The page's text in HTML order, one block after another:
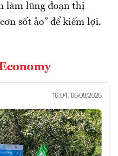
làm lũng đoạn thị
sốt ảo” để kiếm lợi.
16:04, 06/08/2026